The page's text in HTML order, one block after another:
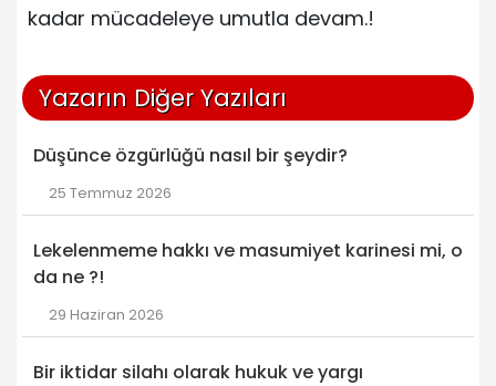
kadar mücadeleye umutla devam.!
Yazarın Diğer Yazıları
Düşünce özgürlüğü nasıl bir şeydir?
25 Temmuz 2026
Lekelenmeme hakkı ve masumiyet karinesi mi, o
da ne ?!
29 Haziran 2026
Bir iktidar silahı olarak hukuk ve yargı